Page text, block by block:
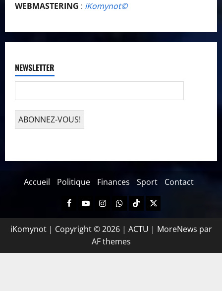
WEBMASTERING : iKomynot©️
NEWSLETTER
Accueil Politique Finances Sport Contact
iKomynot | Copyright © 2026 | ACTU | MoreNews par
AF themes